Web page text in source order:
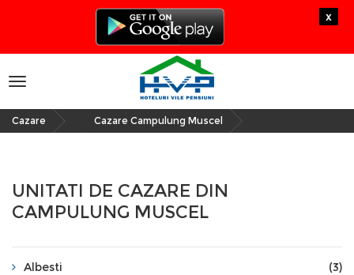
x
Toggle
navigation
Cazare Cazare Campulung Muscel
UNITATI DE CAZARE DIN
CAMPULUNG MUSCEL
Albesti (3)